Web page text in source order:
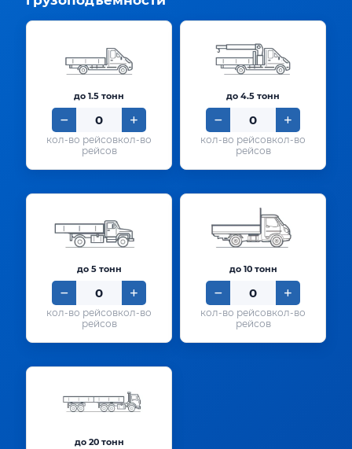
до 1.5 тонн
кол-во
рейсов
до 4.5 тонн
кол-во
рейсов
до 5 тонн
кол-во
рейсов
до 10 тонн
кол-во
рейсов
до 20 тонн